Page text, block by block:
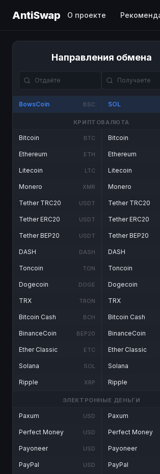
AntiSwap О проекте
Направления обмена
BowsCoin BSC SOL
КРИПТОВАЛЮТА
Bitcoin BTC
Ethereum ETH
Litecoin LTC
Monero XMR
Tether TRC20 USDT
Tether ERC20 USDT
Tether BEP20 USDT
DASH DASH
Toncoin TON
Dogecoin DOGE
TRX TRON
Bitcoin Cash BCH
BinanceCoin BEP20
Ether Classic ETC
Solana SOL
Ripple XRP
Bitcoin
Ethereum
Litecoin
Monero
Tether TRC20
Tether ERC20
Tether BEP20
DASH
Toncoin
Dogecoin
TRX
Bitcoin Cash
BinanceCoin
Ether Classic
Solana
Ripple
ЭЛЕКТРОННЫЕ ДЕНЬГИ
Paxum USD
Perfect Money USD
Payoneer USD
PayPal USD
Paxum
Perfect Money
Payoneer
PayPal